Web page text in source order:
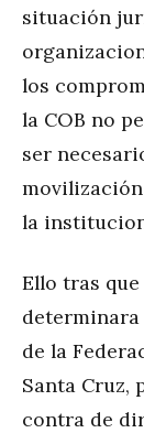
situación
los
la COB no
ser
la
Ello tras
de la
Santa Cruz,
contra de